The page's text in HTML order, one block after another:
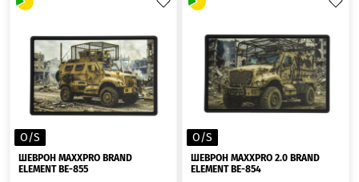
O/S
ШЕВРОН MAXXPRO BRAND
ELEMENT BE-855
O/S
ШЕВРОН MAXXPRO 2.0 BRAND
ELEMENT BE-854